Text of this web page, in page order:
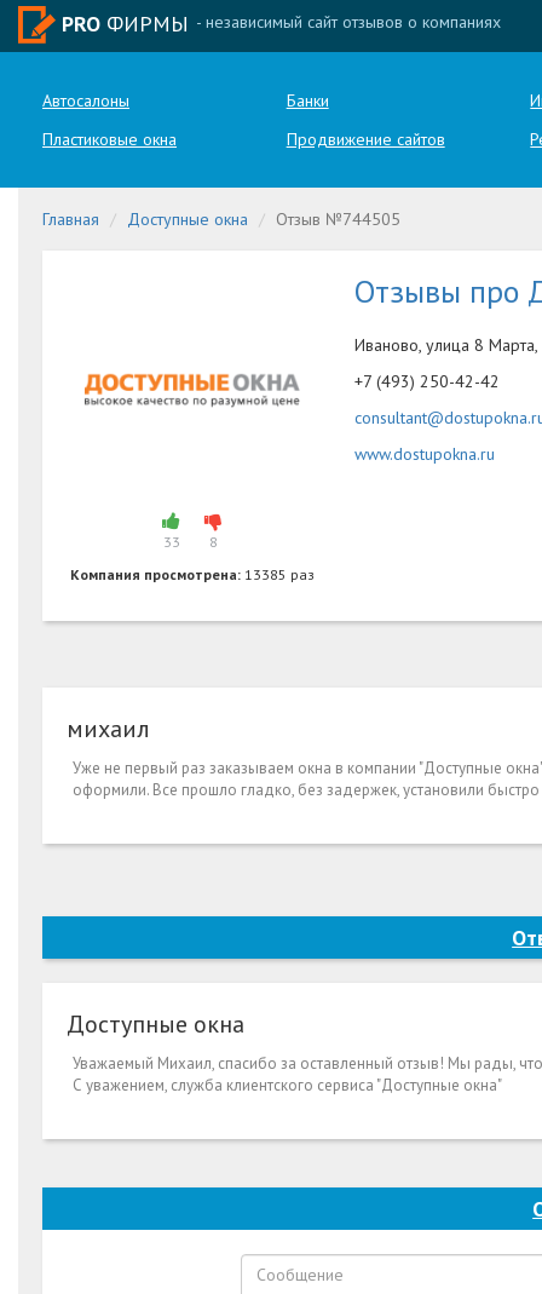
PRO ФИРМЫ - независимый сайт отзывов о компаниях
Автосалоны Банки
Пластиковые окна
Продвижение сайтов
Главная Доступные окна Отзыв №744505
33
8
Компания просмотрена: 13385 раз
Отзывы про
Иваново, улица 8
+7 (493) 250-42-42
www.dostupokna.ru
михаил
Уже не первый раз заказываем окна в компании "Доступные
оформили. Все прошло гладко, без задержек, установили
Доступные окна
Уважаемый Михаил, спасибо за оставленный отзыв! Мы рады,
С уважением, служба клиентского сервиса "Доступные окна"